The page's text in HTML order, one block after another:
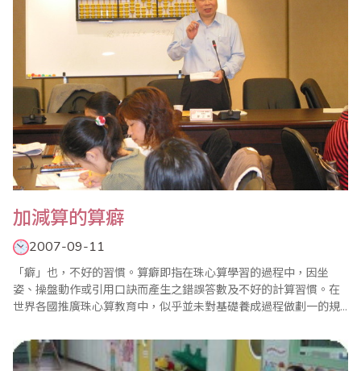
加減算的算癖
2007-09-11
「癖」也，不好的習慣。算癖即指在珠心算學習的過程中，因坐
姿、操盤動作或引用口訣而產生之錯誤答數及不好的計算習慣。在
世界各國推廣珠心算教育中，似乎並未對基礎養成過程做劃一的規
則。可能只是幾個或單一國家自行約定俗成，並訂定檢定及比賽的
標準。這些準則，便衍生出很多教學方法、教案、教材、順序及口